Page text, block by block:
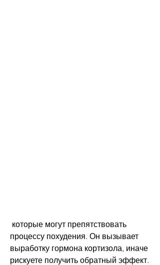
процессу похудения. Он вызывает
выработку гормона кортизола, иначе
рискуете получить обратный эффект.